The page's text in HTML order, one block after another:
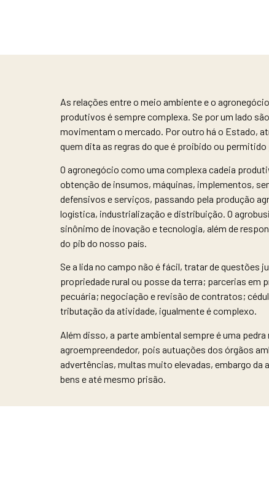
As relações entre o meio ambiente e o
produtivos é sempre complexa. Se por um lado
movimentam o mercado. Por outro há o Estado,
quem dita as regras do que é proibido ou permitido
O agronegócio como uma complexa cadeia
obtenção de insumos, máquinas, implementos,
defensivos e serviços, passando pela produção
logística, industrialização e distribuição. O
sinônimo de inovação e tecnologia, além de
do pib do nosso país.
Se a lida no campo não é fácil, tratar de questões
propriedade rural ou posse da terra; parcerias em
pecuária; negociação e revisão de contratos;
tributação da atividade, igualmente é complexo.
Além disso, a parte ambiental sempre é uma
agroempreendedor, pois autuações dos órgãos
advertências, multas muito elevadas, embargo da
bens e até mesmo prisão.